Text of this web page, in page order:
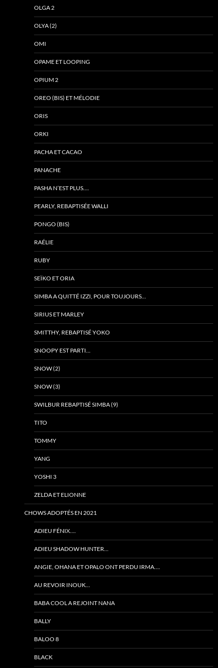
OLGA 2
OLYA (2)
OMI
OPAME ET LOOPING
OPIUM 2
OREO (BIS) ET MÉLODIE
ORIS
ORKI
PACHA ET CACAO
PANACHE
PASHA N’EST PLUS….
PEARLY, REBAPTISÉE WALLI
PONGO (BIS)
RAÉLIE
RUBY
SEÏKO ET ORIA
SIMBA A QUITTÉ IZZI, POUR TOUJOURS…
SIRIUS ET MARLEY
SMITTHY, REBAPTISÉ YOKO
SNOOPY EST PARTI…
SNOW (2)
SNOW (3)
SWILBUR REBAPTISÉ SIMBA (9)
TITO
TOMMY
YANG
YOSHI 3
ZELDA ET ELIONNE
CHOWS ADOPTÉS EN 2021
ADIEU FÉNIX….
ADIEU SHADOW HUNTER…
ANGIE, OHANA ET OPALO ONT PERDU IRMA….
AU REVOIR INOUK…
BABA COOL A REJOINT NANA
BALLY
BALOO 8
BLACK